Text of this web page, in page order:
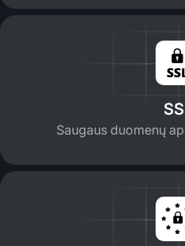
Saugaus duomenų